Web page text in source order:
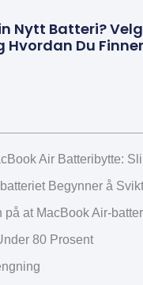
Nytt Batteri?
Hvordan Du
Air Batteribytte:
Begynner å
på at MacBook Air-
80 Prosent